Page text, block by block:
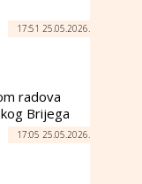
17:51 25.05.2026.
radova
Brijega
17:05 25.05.2026.